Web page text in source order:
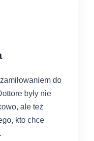
do
były nie
ale też
kto chce